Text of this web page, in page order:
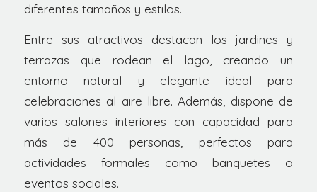
diferentes tamaños y estilos.
Entre sus atractivos destacan los jardines y
terrazas que rodean el lago, creando un
entorno natural y elegante ideal para
celebraciones al aire libre. Además, dispone de
varios salones interiores con capacidad para
más de 400 personas, perfectos para
actividades formales como banquetes o
eventos sociales.